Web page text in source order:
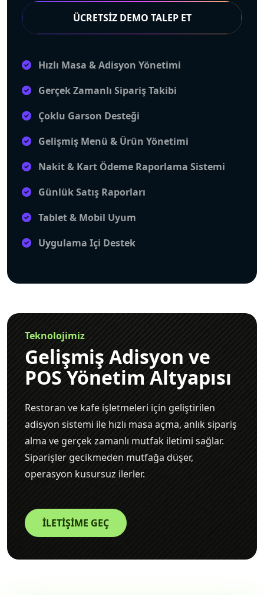
ÜCRETSİZ DEMO TALEP ET
Hızlı Masa & Adisyon Yönetimi
Gerçek Zamanlı Sipariş Takibi
Çoklu Garson Desteği
Gelişmiş Menü & Ürün Yönetimi
Nakit & Kart Ödeme Raporlama Sistemi
Günlük Satış Raporları
Tablet & Mobil Uyum
Uygulama Içi Destek
Teknolojimiz
Gelişmiş Adisyon ve
POS Yönetim Altyapısı
Restoran ve kafe işletmeleri için geliştirilen
adisyon sistemi ile hızlı masa açma, anlık sipariş
alma ve gerçek zamanlı mutfak iletimi sağlar.
Siparişler gecikmeden mutfağa düşer,
operasyon kusursuz ilerler.
İLETİŞİME GEÇ